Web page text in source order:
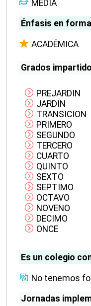
MEDIA
Énfasis en
ACADÉMICA
Grados
PREJARDIN
JARDIN
TRANSICION
PRIMERO
SEGUNDO
TERCERO
CUARTO
QUINTO
SEXTO
SEPTIMO
OCTAVO
NOVENO
DECIMO
ONCE
Es un colegio
No tenemos
Jornadas